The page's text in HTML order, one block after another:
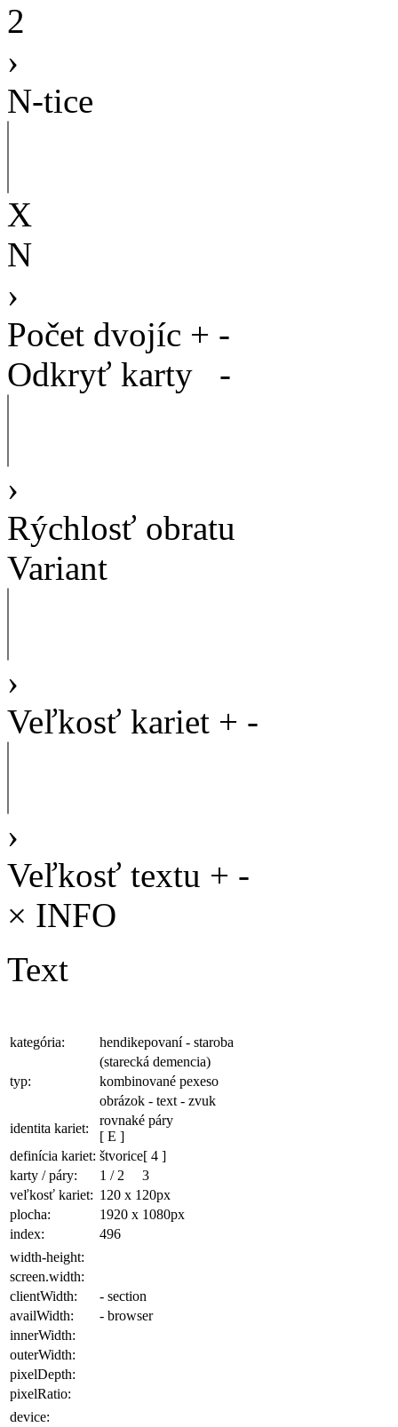
2
›
N-tice
X
N
›
Počet dvojíc + -
Odkryť karty
-
›
Rýchlosť obratu
Variant
›
Veľkosť kariet + -
›
Veľkosť textu + -
× INFO
Text
kategória:
hendikepovaní - staroba
(starecká demencia)
typ:
kombinované pexeso
obrázok - text - zvuk
identita kariet:
rovnaké páry
[ E ]
definícia kariet: štvorice[ 4 ]
karty / páry:
1 / 2
3
veľkosť kariet: 120 x 120px
plocha: 1920 x 1080px
index:
496
width-height:
screen.width:
clientWidth:
- section
availWidth:
- browser
innerWidth:
outerWidth:
pixelDepth:
pixelRatio:
device: